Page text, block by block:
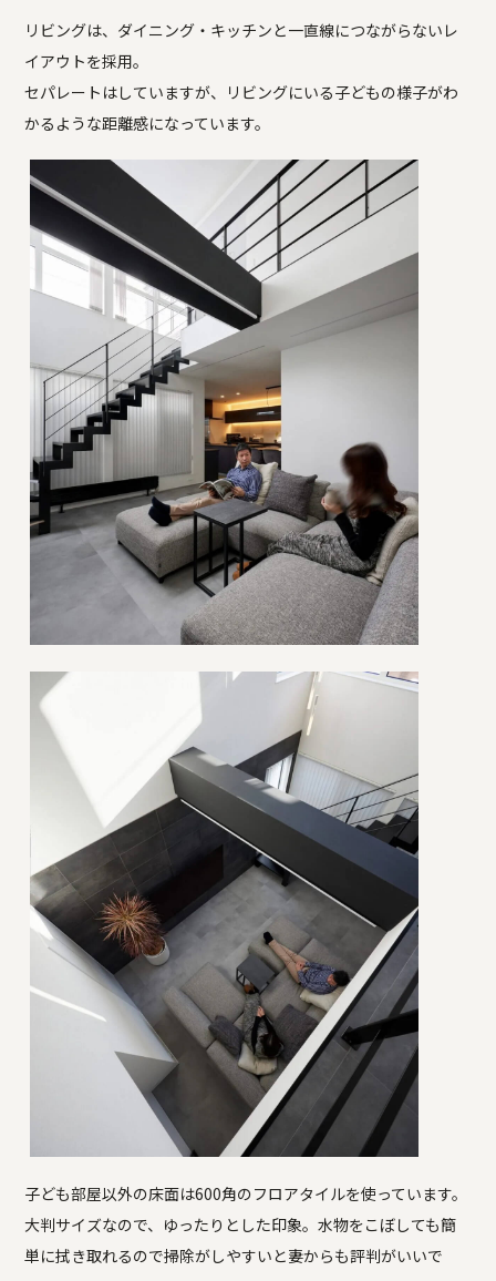
リビングは、ダイニング・キッチンと一直線につながらないレ
イアウトを採用。
セパレートはしていますが、リビングにいる子どもの様子がわ
かるような距離感になっています。
子ども部屋以外の床面は600角のフロアタイルを使っています。
大判サイズなので、ゆったりとした印象。水物をこぼしても簡
単に拭き取れるので掃除がしやすいと妻からも評判がいいで